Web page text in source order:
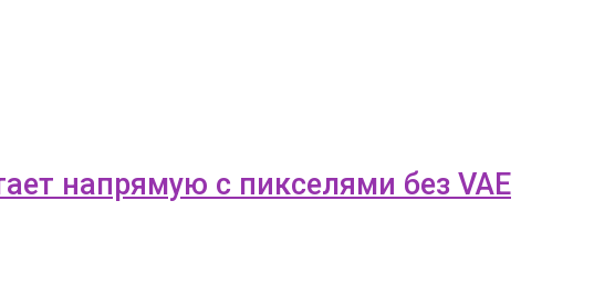
напрямую с пикселями без VAE